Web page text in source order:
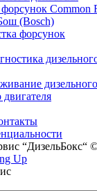
Common
(Bosch)
форсунок
“ДизельБокс“
Up